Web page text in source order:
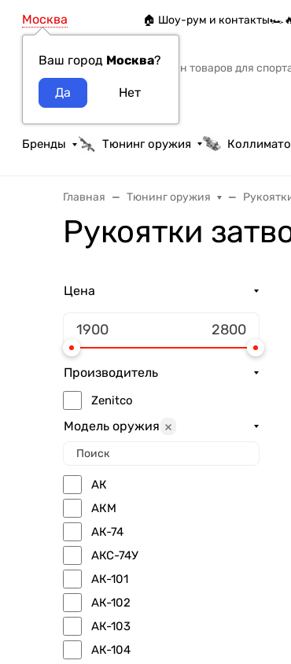
Москва
Ваш город Москва?
🏠 Шоу-рум и контакты
Интернет-магазин товаров для
тактики и охоты
Бренды Тюнинг оружия
Главная Тюнинг оружия
Рукоятки
Цена
Производитель
Zenitсo
Модель оружия
АК
АКМ
АК-74
АКС-74У
АК-101
АК-102
АК-103
АК-104